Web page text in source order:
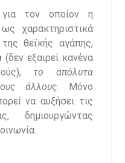
τον οποίον η
χαρακτηριστικά
της θεϊκής αγάπης,
(δεν εξαιρεί κανένα
το απόλυτα
άλλους. Μόνο
να αυξήσει τις
δημιουργώντας